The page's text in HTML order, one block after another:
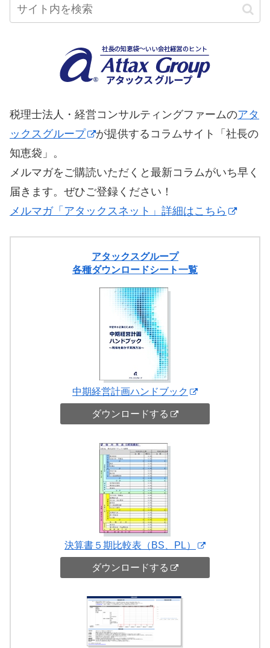
税理士法人・経営コンサルティングファームのアタ
ックスグループ
が提供するコラムサイト「社長の
知恵袋」。
メルマガをご購読いただくと最新コラムがいち早く
届きます。ぜひご登録ください！
メルマガ「アタックスネット」詳細はこちら
アタックスグループ
各種ダウンロードシート一覧
中期経営計画ハンドブック
ダウンロードする
決算書５期比較表（BS、PL）
ダウンロードする